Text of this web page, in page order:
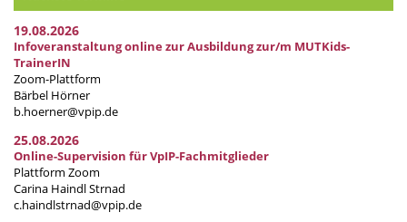
19.08.2026
Infoveranstaltung online zur Ausbildung zur/m MUTKids-
TrainerIN
Zoom-Plattform
Bärbel Hörner
b.hoerner@vpip.de
25.08.2026
Online-Supervision für VpIP-Fachmitglieder
Plattform Zoom
Carina Haindl Strnad
c.haindlstrnad@vpip.de